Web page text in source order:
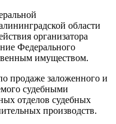
области
организатора
Федерального
имуществом.
продаже заложенного и
судебными
отделов судебных
производств.